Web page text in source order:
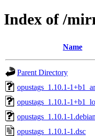
Index of /
Name
Parent Directory
opustags_1.10.1-
opustags_1.10.1-
opustags_1.10.1-
opustags_1.10.1-1.dsc